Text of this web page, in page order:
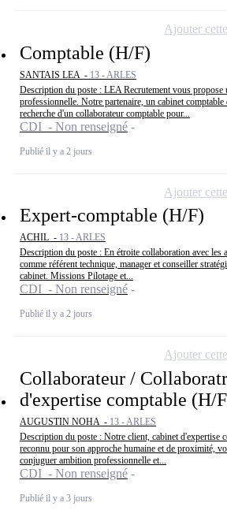
Comptable (H/F)
SANTAIS LEA - 13 - ARLES
Description du poste : LEA Recrutement vous propose
professionnelle. Notre partenaire, un cabinet comptable
recherche d'un collaborateur comptable pour...
CDI - Non renseigné
Publié il y a 2 jours
Ajouter
Expert-comptable (H/F)
ACHIL - 13 - ARLES
Description du poste : En étroite collaboration avec les
comme référent technique, manager et conseiller
cabinet. Missions Pilotage et...
CDI - Non renseigné
Publié il y a 2 jours
Ajouter
Collaborateur /
d'expertise comptable (H/
AUGUSTIN NOHA - 13 - ARLES
Description du poste : Notre client, cabinet d'expertise
reconnu pour son approche humaine et de proximité,
conjuguer ambition professionnelle et...
CDI - Non renseigné
Publié il y a 3 jours
Ajouter